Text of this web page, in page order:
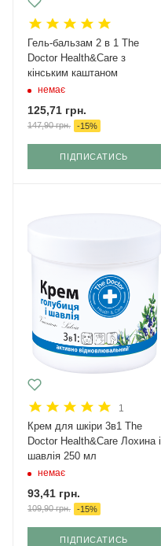
Гель-бальзам 2 в 1 The
Doctor Health&Care з
кінським каштаном
немає
125,71 грн.
147,90грн. -15%
ПІДПИСАТИСЬ
1
Крем для шкіри 3в1 The
Doctor Health&Care Лохина і
шавлія 250 мл
немає
93,41 грн.
109,90грн. -15%
ПІДПИСАТИСЬ